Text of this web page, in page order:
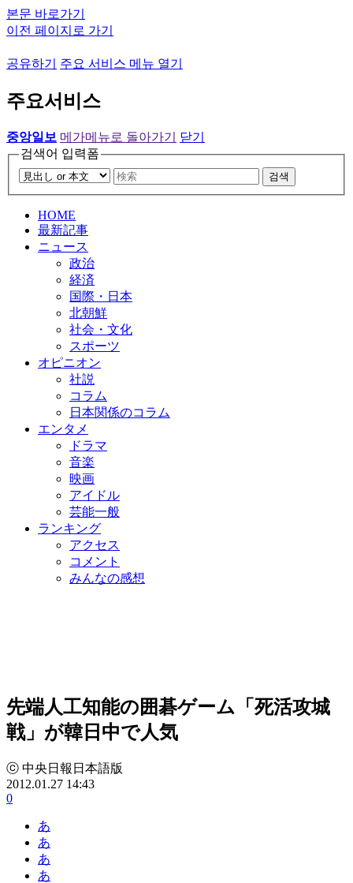
본문 바로가기
이전 페이지로 가기
공유하기 주요 서비스 메뉴 열기
주요서비스
중앙일보 메가메뉴로 돌아가기
닫기
검색어 입력폼
검색
HOME
最新記事
ニュース
政治
経済
国際・日本
北朝鮮
社会・文化
スポーツ
オピニオン
社説
コラム
日本関係のコラム
エンタメ
ドラマ
音楽
映画
アイドル
芸能一般
ランキング
アクセス
コメント
みんなの感想
先端人工知能の囲碁ゲーム「死活攻城
戦」が韓日中で人気
ⓒ 中央日報日本語版
2012.01.27 14:43
0
あ
あ
あ
あ